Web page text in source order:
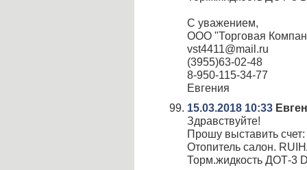
С уважением,
ООО "Торговая
vst4411@mail.ru
(3955)63-02-48
8-950-115-34-77
Евгения
15.03.2018 10:33
Здравствуйте!
Прошу выставить счет:
Отопитель салон.
Торм.жидкость ДОТ-3